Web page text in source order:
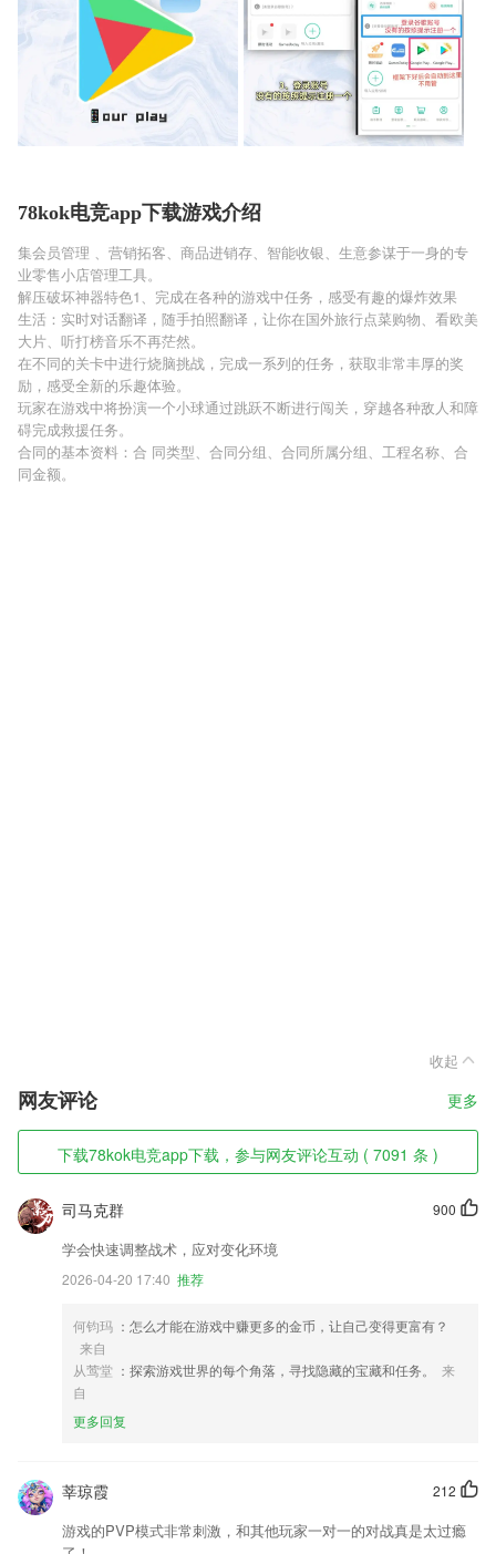
78kok电竞app下载游戏介绍
集会员管理 、营销拓客、商品进销存、智能收银、生意参谋于一身的专
业零售小店管理工具。
解压破坏神器特色1、完成在各种的游戏中任务，感受有趣的爆炸效果
生活：实时对话翻译，随手拍照翻译，让你在国外旅行点菜购物、看欧美
大片、听打榜音乐不再茫然。
在不同的关卡中进行烧脑挑战，完成一系列的任务，获取非常丰厚的奖
励，感受全新的乐趣体验。
玩家在游戏中将扮演一个小球通过跳跃不断进行闯关，穿越各种敌人和障
碍完成救援任务。
合同的基本资料：合 同类型、合同分组、合同所属分组、工程名称、合
同金额。
收起
网友评论 更多
下载78kok电竞app下载，参与网友评论互动 ( 7091 条 )
900
司马克群
学会快速调整战术，应对变化环境
2026-04-20 17:40 推荐
何钧玛 ：怎么才能在游戏中赚更多的金币，让自己变得更富有？
来自
从莺堂 ：探索游戏世界的每个角落，寻找隐藏的宝藏和任务。
来
自
更多回复
212
莘琼霞
游戏的PVP模式非常刺激，和其他玩家一对一的对战真是太过瘾